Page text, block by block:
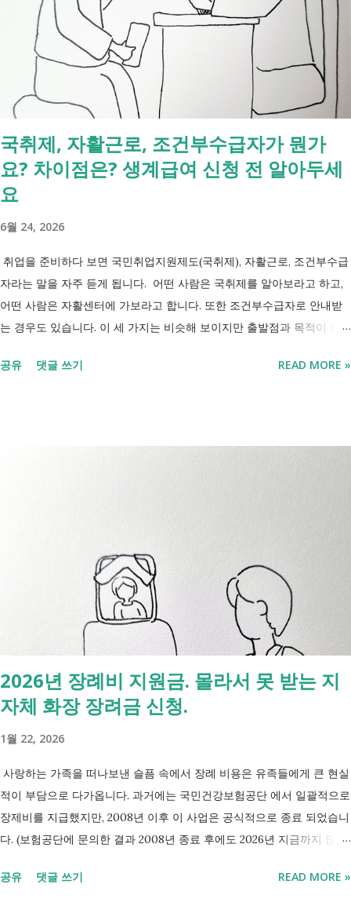
있는 건 '신청까지', 처리는 2주 후 부터입니다. [조회되는 것 vs 안되는
것] 구분 조회 가능 조회 불가 금융 은행, 보험, 증권 사금융, 개인 간 거래
세금 국세, 지방세 - 자산 부동산, 자동차 해외 자산, 현금 기타 연금 사업
상 채무, 구독 [함께보면 좋은 링크] - 부모님 사망 후 ...
국취제, 자활근로, 조건부수급자가 뭔가
요? 차이점은? 생계급여 신청 전 알아두세
요
6월 24, 2026
취업을 준비하다 보면 국민취업지원제도(국취제), 자활근로, 조건부수급
자라는 말을 자주 듣게 됩니다. 어떤 사람은 국취제를 알아보라고 하고,
어떤 사람은 자활센터에 가보라고 합니다. 또한 조건부수급자로 안내받
는 경우도 있습니다. 이 세 가지는 비슷해 보이지만 출발점과 목적이 다
것조차 포기하고 싶어집니다. 그래서 포기하지 않길 바라는 마음에 쉽게
수당 자활사업 참여, 자활급여 자활사업 또는 취업지원 참여 참여 여부
신청 상황에 따라 참여 사실상 의무 즉, 국민취업제도 는 취업을 준비하
는 사람을 돕는 제도입니다. 자활근로 는 일한 기회를 제공하면서 자립을
지원하는 제도입니다. 조건부수급자 는 하나의 제도라기보다 생계급여를
받는 과정에서 일정한 참여 의무가 있는 상태를 말합니다. [조건부과 생
계급여 바로가기] - [2026 최신] 근로능력 있어도 생계급여 받는 법? 조
건부과유예·제시유예 취업을 준비하는 청년이라면? 국민취업지원제도 A
씨는 29세입니다. 현재 직장이 없고 취업을 준비하고 있습니다. 생활이
들이 가장 먼저 알아보는 것이 국민취업지원제도 입니다. 고용센터를 통
해 취업 상담을 받고, 직업훈련에 참여하고, 요건에 따라 구직촉진수당을
받을 수도 있기 때문입니다. 중요한 점은 실제 목표가 취업이라는 ...
공유 댓글 쓰기 READ MORE »
2026년 장례비 지원금. 몰라서 못 받는 지
자체 화장 장려금 신청.
1월 22, 2026
사랑하는 가족을 떠나보낸 슬픔 속에서 장례 비용은 유족들에게 큰 현실
적이 부담으로 다가옵니다. 과거에는 국민건강보험공단 에서 일괄적으로
장제비를 지급했지만, 2008년 이후 이 사업은 공식적으로 종료 되었습니
다. (보험공단에 문의한 결과 2008년 종료 후에도 2026년 지금까지 많은
보훈대상자 나 기초생활수급자 대상 지원 은 여전히 유지 되고 있으며,
공유 댓글 쓰기 READ MORE »